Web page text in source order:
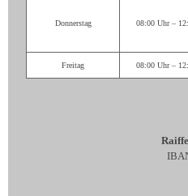
Donnerstag 08:00 Uhr –
Freitag 08:00 Uhr –